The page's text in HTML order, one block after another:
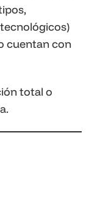
cuentan con
total o